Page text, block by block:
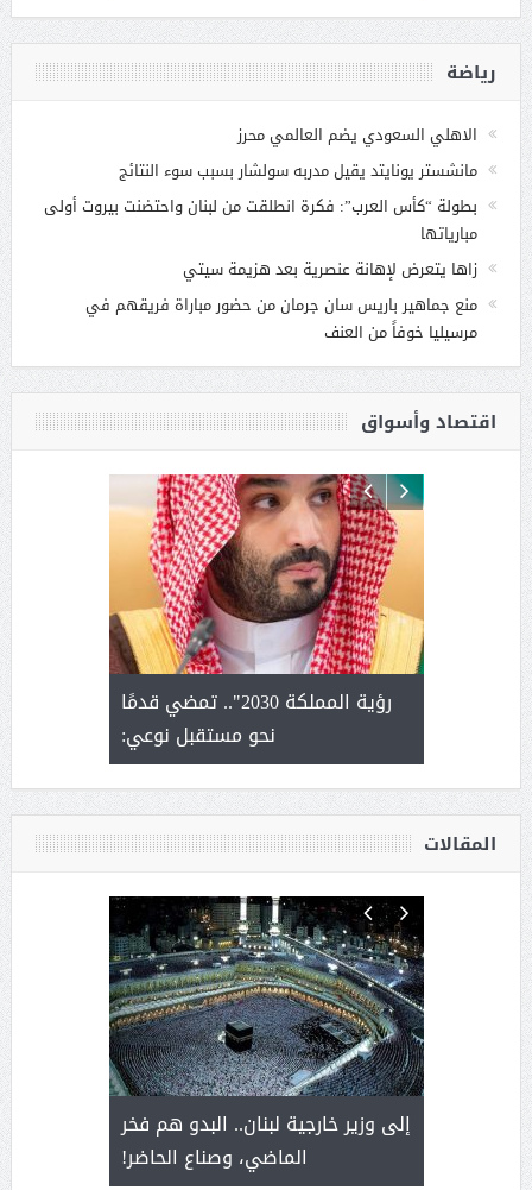
رياضة
الاهلي السعودي يضم العالمي محرز
مانشستر يونايتد يقيل مدربه سولشار بسبب سوء النتائج
بطولة “كأس العرب”: فكرة انطلقت من لبنان واحتضنت بيروت أولى
مبارياتها
زاها يتعرض لإهانة عنصرية بعد هزيمة سيتي
منع جماهير باريس سان جرمان من حضور مباراة فريقهم في
مرسيليا خوفاً من العنف
اقتصاد وأسواق
يحصل
رؤية المملكة 2030".. تمضي قدمًا
نحو مستقبل نوعي:
ورشة
عنيزة
المقالات
سلمان
إلى وزير خارجية لبنان.. البدو هم فخر
الماضي، وصناع الحاضر!
يحمل
من عشق